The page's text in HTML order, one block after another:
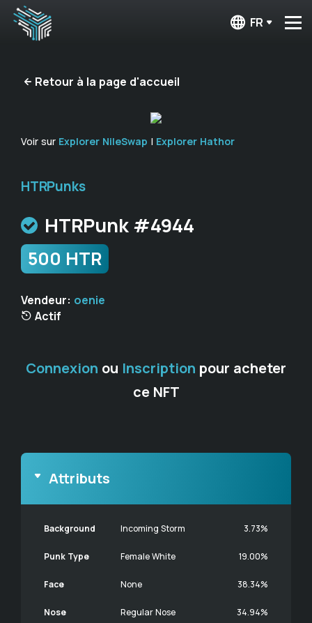
FR
Retour à la page d'accueil
Voir sur Explorer NileSwap | Explorer Hathor
HTRPunks
HTRPunk #4944
500 HTR
Vendeur: oenie
Actif
Connexion ou Inscription pour acheter
ce NFT
Attributs
Background Incoming Storm 3.73%
Punk Type Female White 19.00%
Face None 38.34%
Nose Regular Nose 34.94%